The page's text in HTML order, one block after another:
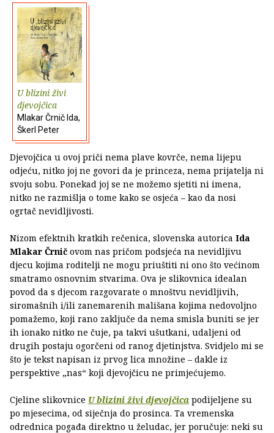
U blizini živi
djevojčica
Mlakar Črnič Ida,
Škerl Peter
Djevojčica u ovoj priči nema plave kovrče, nema lijepu
odjeću, nitko joj ne govori da je princeza, nema prijatelja ni
svoju sobu. Ponekad joj se ne možemo sjetiti ni imena,
nitko ne razmišlja o tome kako se osjeća – kao da nosi
ogrtač nevidljivosti.
Nizom efektnih kratkih rečenica, slovenska autorica Ida
Mlakar Črnič ovom nas pričom podsjeća na nevidljivu
djecu kojima roditelji ne mogu priuštiti ni ono što većinom
smatramo osnovnim stvarima. Ova je slikovnica idealan
povod da s djecom razgovarate o mnoštvu nevidljivih,
siromašnih i/ili zanemarenih mališana kojima nedovoljno
pomažemo, koji rano zaključe da nema smisla buniti se jer
ih ionako nitko ne čuje, pa takvi ušutkani, udaljeni od
drugih postaju ogorčeni od ranog djetinjstva. Svidjelo mi se
što je tekst napisan iz prvog lica množine – dakle iz
perspektive „nas“ koji djevojčicu ne primjećujemo.
Cjeline slikovnice U blizini živi djevojčica podijeljene su
po mjesecima, od siječnja do prosinca. Ta vremenska
odrednica pogađa direktno u želudac, jer poručuje: neki su